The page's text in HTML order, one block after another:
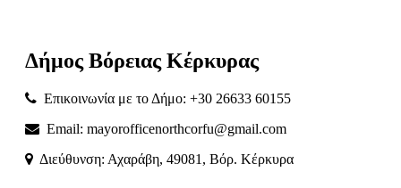
Δήμος Βόρειας Κέρκυρας
Επικοινωνία με το Δήμο: +30 26633 60155
Email: mayorofficenorthcorfu@gmail.com
Διεύθυνση: Αχαράβη, 49081, Βόρ. Κέρκυρα